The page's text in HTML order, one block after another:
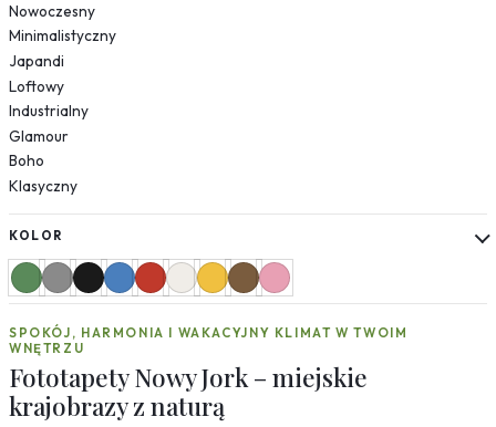
Morze
Kwiaty
Dmuchawce
Lawenda
Magnolie
Maki
Storczyki
Piwonie
Słoneczniki
Mapy
Miasta
Londyn
Nowy Jork
Paryż
Rzym
Nowoczesny
Minimalistyczny
Japandi
Loftowy
Industrialny
Glamour
Boho
Klasyczny
KOLOR
SPOKÓJ, HARMONIA I WAKACYJNY KLIMAT W TWOIM
WNĘTRZU
Fototapety Nowy Jork – miejskie
krajobrazy z naturą